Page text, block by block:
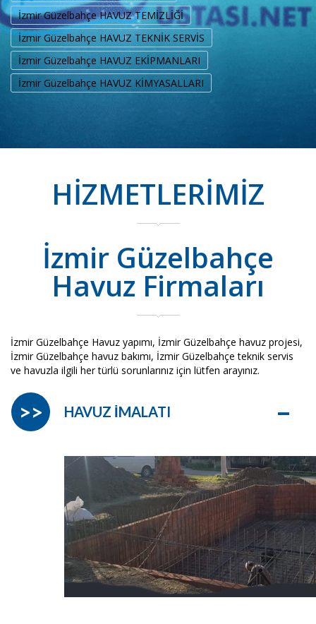
İzmir Güzelbahçe HAVUZ TEMİZLİĞİ
İzmir Güzelbahçe HAVUZ TEKNİK SERVİS
İzmir Güzelbahçe HAVUZ EKİPMANLARI
İzmir Güzelbahçe HAVUZ KİMYASALLARI
HİZMETLERİMİZ
İzmir Güzelbahçe
Havuz Firmaları
İzmir Güzelbahçe Havuz yapımı, İzmir Güzelbahçe havuz projesi,
İzmir Güzelbahçe havuz bakımı, İzmir Güzelbahçe teknik servis
ve havuzla ilgili her türlü sorunlarınız için lütfen arayınız.
HAVUZ İMALATI –
>>